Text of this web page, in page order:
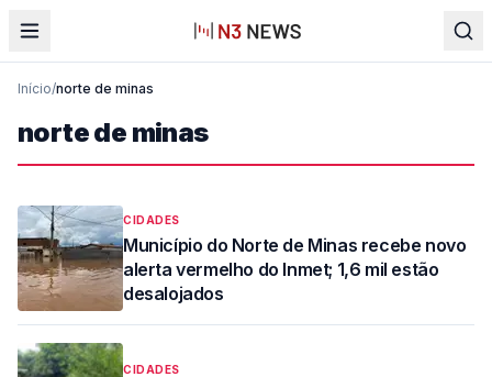
Início/norte de minas
norte de minas
CIDADES
Município do Norte de Minas recebe novo
alerta vermelho do Inmet; 1,6 mil estão
desalojados
CIDADES